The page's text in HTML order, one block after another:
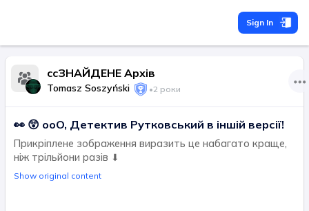
Sign In
ccЗНАЙДЕНЕ Архів
Tomasz Soszyński •2 роки
👀 😲 ooO, Детектив Рутковський в іншій версії!
Прикріплене зображення виразить це набагато краще,
ніж трільйони разів ⬇
Show original content